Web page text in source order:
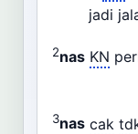
jadi
2nas KN
3nas cak